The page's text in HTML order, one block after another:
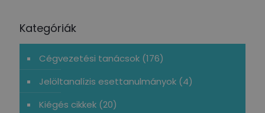
Kategóriák
Cégvezetési tanácsok (176)
Jelöltanalízis esettanulmányok (4)
Kiégés cikkek (20)